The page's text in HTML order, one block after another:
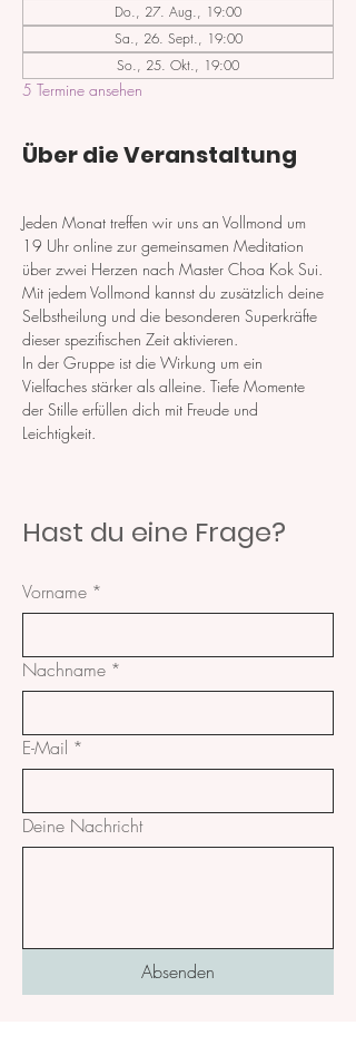
Do., 27. Aug., 19:00
Sa., 26. Sept., 19:00
So., 25. Okt., 19:00
5 Termine ansehen
Über die Veranstaltung
Jeden Monat treffen wir uns an Vollmond um
19 Uhr online zur gemeinsamen Meditation
über zwei Herzen nach Master Choa Kok Sui.
Mit jedem Vollmond kannst du zusätzlich deine
Selbstheilung und die besonderen Superkräfte
dieser spezifischen Zeit aktivieren.
In der Gruppe ist die Wirkung um ein
Vielfaches stärker als alleine. Tiefe Momente
der Stille erfüllen dich mit Freude und
Leichtigkeit.
Hast du eine Frage?
Vorname *
Nachname *
E-Mail *
Deine Nachricht
Absenden